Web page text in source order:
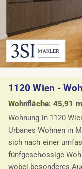
1120 Wien -
Wohnfläche: 45,91
Wohnung in 1120
Urbanes Wohnen in
sich nach einer
fünfgeschossige